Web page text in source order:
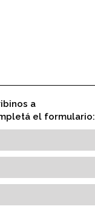
a
el formulario: